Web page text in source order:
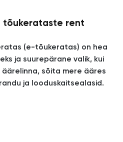
tõukerataste rent
(e-tõukeratas) on hea
ja suurepärane valik, kui
sõita mere ääres
ja looduskaitsealasid.